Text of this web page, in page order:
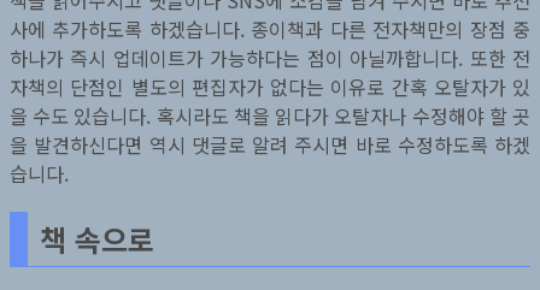
사에 추가하도록 하겠습니다. 종이책과 다른 전자책만의 장점 중
하나가 즉시 업데이트가 가능하다는 점이 아닐까합니다. 또한 전
자책의 단점인 별도의 편집자가 없다는 이유로 간혹 오탈자가 있
을 수도 있습니다. 혹시라도 책을 읽다가 오탈자나 수정해야 할 곳
을 발견하신다면 역시 댓글로 알려 주시면 바로 수정하도록 하겠
습니다.
책 속으로